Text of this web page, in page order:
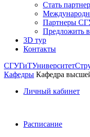
Стать
Партнеры
Предложить
3D тур
Контакты
СГУГиТУниверситет
Кафедры Кафедра
Личный кабинет
Расписание